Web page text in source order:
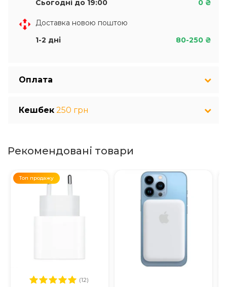
Сьогодні до 19:00
0 ₴
Доставка новою поштою
1-2 дні
80-250 ₴
Оплата
Кешбек 250 грн
Рекомендовані товари
Топ продажу
(12)